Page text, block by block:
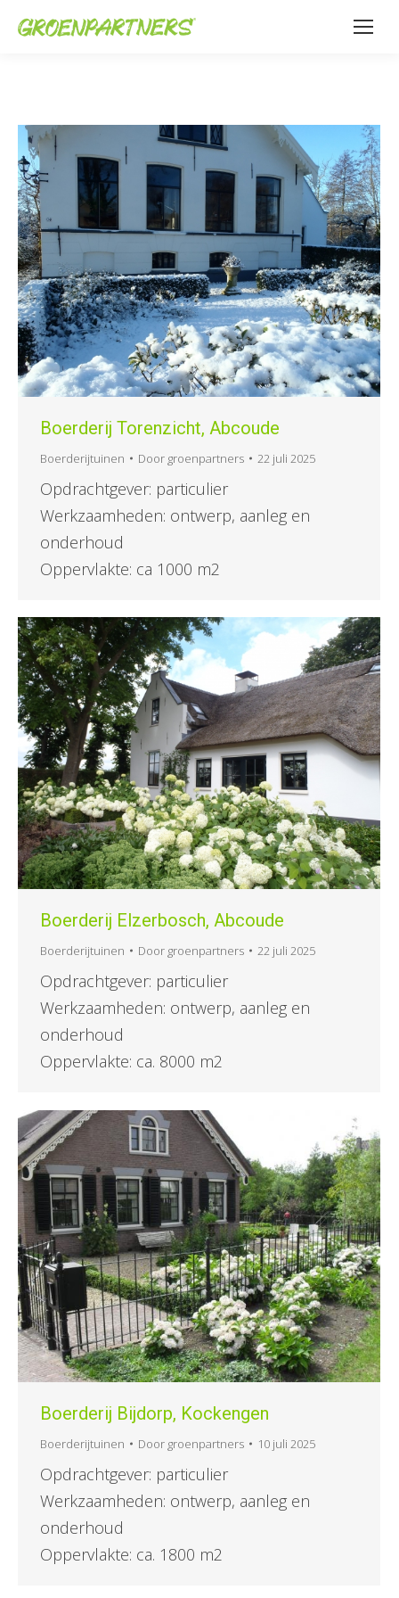
Boerderij Torenzicht, Abcoude
Boerderijtuinen Door groenpartners 22 juli 2025
Opdrachtgever: particulier
Werkzaamheden: ontwerp, aanleg en
onderhoud
Oppervlakte: ca 1000 m2
Boerderij Elzerbosch, Abcoude
Boerderijtuinen Door groenpartners 22 juli 2025
Opdrachtgever: particulier
Werkzaamheden: ontwerp, aanleg en
onderhoud
Oppervlakte: ca. 8000 m2
Boerderij Bijdorp, Kockengen
Boerderijtuinen Door groenpartners 10 juli 2025
Opdrachtgever: particulier
Werkzaamheden: ontwerp, aanleg en
onderhoud
Oppervlakte: ca. 1800 m2